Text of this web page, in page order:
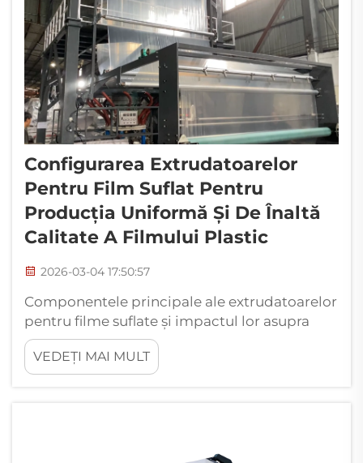
Configurarea Extrudatoarelor
Pentru Film Suflat Pentru
Producția Uniformă Și De Înaltă
Calitate A Filmului Plastic
2026-03-04 17:50:57
Componentele principale ale extrudatoarelor
pentru filme suflate și impactul lor asupra
uniformității topiturii: Geometria șurubului și
raportul de compresie – echilibrarea forței de
forfecare, a amestecării și a omogenității
procesului de extrudare...
VEDEȚI MAI MULT